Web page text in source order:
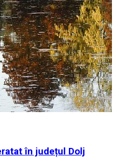
în județul Dolj